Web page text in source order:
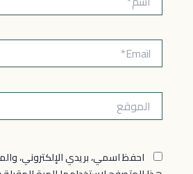
Email*
الموقع
احفظ اسمي، بريدي الإلكتروني،